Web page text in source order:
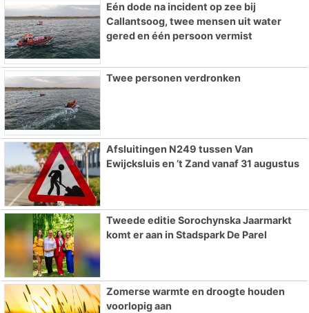
Eén dode na incident op zee bij
Callantsoog, twee mensen uit water
gered en één persoon vermist
Twee personen verdronken
Afsluitingen N249 tussen Van
Ewijcksluis en ’t Zand vanaf 31 augustus
Tweede editie Sorochynska Jaarmarkt
komt er aan in Stadspark De Parel
Zomerse warmte en droogte houden
voorlopig aan